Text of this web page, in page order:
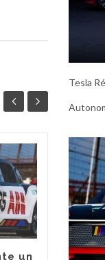
un
07
JUL
Tesla